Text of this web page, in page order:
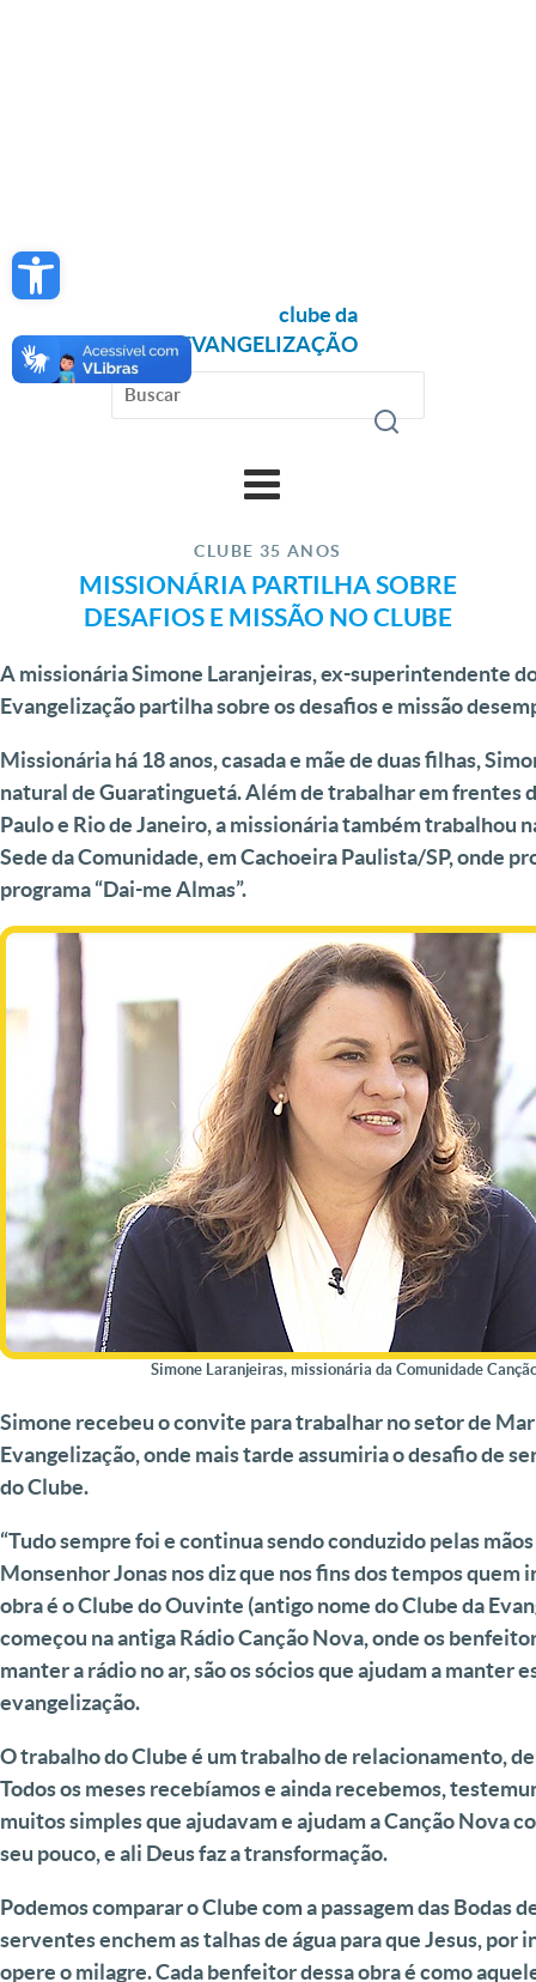
Open toolbar
clube da
EVANGELIZAÇÃO
CLUBE 35 ANOS
MISSIONÁRIA PARTILHA SOBRE
DESAFIOS E MISSÃO NO CLUBE
A missionária Simone Laranjeiras, ex-superintendente
Evangelização partilha sobre os desafios e missão
Missionária há 18 anos, casada e mãe de duas filhas,
natural de Guaratinguetá. Além de trabalhar em frentes
Paulo e Rio de Janeiro, a missionária também trabalhou
Sede da Comunidade, em Cachoeira Paulista/SP, onde
programa “Dai-me Almas”.
Simone Laranjeiras, missionária da Comunidade
Simone recebeu o convite para trabalhar no setor de
Evangelização, onde mais tarde assumiria o desafio de
do Clube.
“Tudo sempre foi e continua sendo conduzido pelas
Monsenhor Jonas nos diz que nos fins dos tempos quem
obra é o Clube do Ouvinte (antigo nome do Clube da
começou na antiga Rádio Canção Nova, onde os
manter a rádio no ar, são os sócios que ajudam a manter
evangelização.
O trabalho do Clube é um trabalho de relacionamento,
Todos os meses recebíamos e ainda recebemos,
muitos simples que ajudavam e ajudam a Canção Nova
seu pouco, e ali Deus faz a transformação.
Podemos comparar o Clube com a passagem das Bodas
serventes enchem as talhas de água para que Jesus, por
opere o milagre. Cada benfeitor dessa obra é como